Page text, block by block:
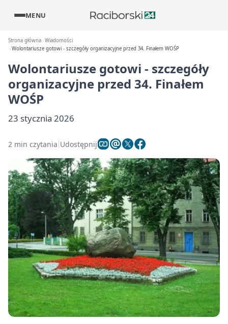
MENU
Strona główna Wiadomości
Wolontariusze gotowi - szczegóły organizacyjne przed 34. Finałem WOŚP
Wolontariusze gotowi - szczegóły
organizacyjne przed 34. Finałem
WOŚP
23 stycznia 2026
2 min czytania Udostępnij